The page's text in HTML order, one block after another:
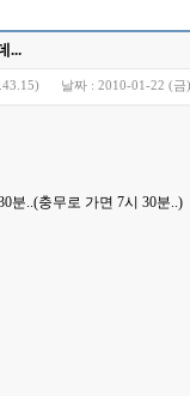
...
날짜 : 2010-01-22 (금
분..(충무로 가면 7시 30분..)